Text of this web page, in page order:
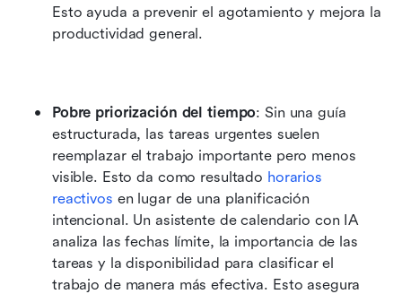
Esto ayuda a prevenir el agotamiento y mejora la
productividad general.
Pobre priorización del tiempo: Sin una guía
estructurada, las tareas urgentes suelen
reemplazar el trabajo importante pero menos
visible. Esto da como resultado horarios
reactivos en lugar de una planificación
intencional. Un asistente de calendario con IA
analiza las fechas límite, la importancia de las
tareas y la disponibilidad para clasificar el
trabajo de manera más efectiva. Esto asegura